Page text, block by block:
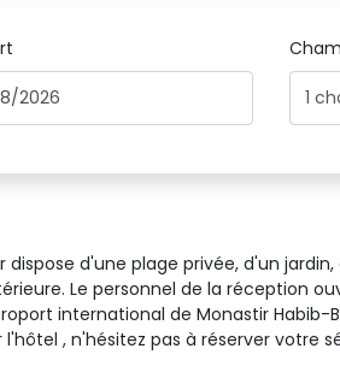
1
dispose d'une plage privée, d'un
Le personnel de la réception
international de Monastir
l'hôtel , n'hésitez pas à réserver